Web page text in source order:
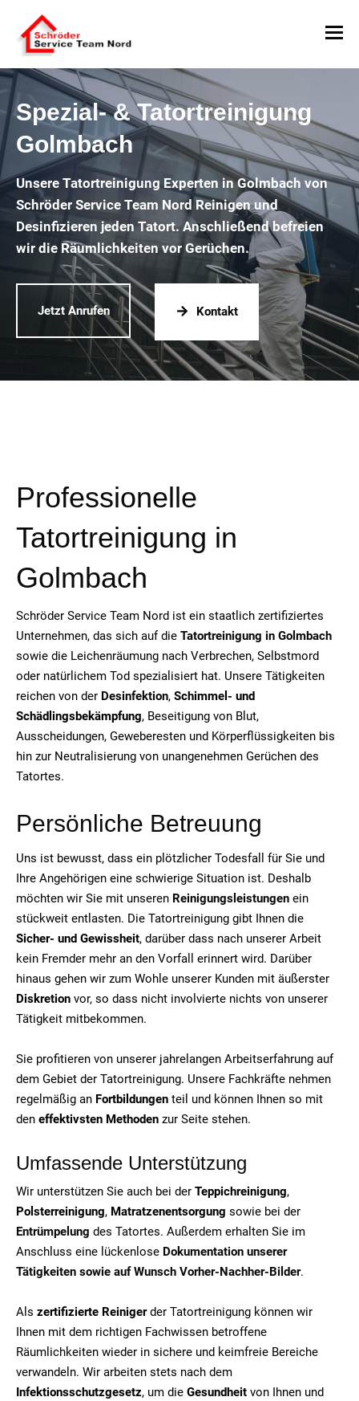
Spezial- & Tatortreinigung
Golmbach
Unsere Tatortreinigung Experten in Golmbach von
Schröder Service Team Nord Reinigen und
Desinfizieren jeden Tatort. Anschließend befreien
wir die Räumlichkeiten vor Gerüchen.
Jetzt Anrufen Kontakt
Professionelle
Tatortreinigung in
Golmbach
Schröder Service Team Nord ist ein staatlich zertifiziertes
Unternehmen, das sich auf die Tatortreinigung in Golmbach
sowie die Leichenräumung nach Verbrechen, Selbstmord
oder natürlichem Tod spezialisiert hat. Unsere Tätigkeiten
reichen von der Desinfektion, Schimmel- und
Schädlingsbekämpfung, Beseitigung von Blut,
Ausscheidungen, Geweberesten und Körperflüssigkeiten bis
hin zur Neutralisierung von unangenehmen Gerüchen des
Tatortes.
Persönliche Betreuung
Uns ist bewusst, dass ein plötzlicher Todesfall für Sie und
Ihre Angehörigen eine schwierige Situation ist. Deshalb
möchten wir Sie mit unseren Reinigungsleistungen ein
stückweit entlasten. Die Tatortreinigung gibt Ihnen die
Sicher- und Gewissheit, darüber dass nach unserer Arbeit
kein Fremder mehr an den Vorfall erinnert wird. Darüber
hinaus gehen wir zum Wohle unserer Kunden mit äußerster
Diskretion vor, so dass nicht involvierte nichts von unserer
Tätigkeit mitbekommen.
Sie profitieren von unserer jahrelangen Arbeitserfahrung auf
dem Gebiet der Tatortreinigung. Unsere Fachkräfte nehmen
regelmäßig an Fortbildungen teil und können Ihnen so mit
den effektivsten Methoden zur Seite stehen.
Umfassende Unterstützung
Wir unterstützen Sie auch bei der Teppichreinigung,
Polsterreinigung, Matratzenentsorgung sowie bei der
Entrümpelung des Tatortes. Außerdem erhalten Sie im
Anschluss eine lückenlose Dokumentation unserer
Tätigkeiten sowie auf Wunsch Vorher-Nachher-Bilder.
Als zertifizierte Reinigerder Tatortreinigung können wir
Ihnen mit dem richtigen Fachwissen betroffene
Räumlichkeiten wieder in sichere und keimfreie Bereiche
verwandeln. Wir arbeiten stets nach dem
Infektionsschutzgesetz, um die Gesundheit von Ihnen und